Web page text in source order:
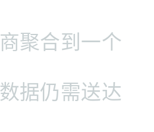
聚合到一个
据仍需送达